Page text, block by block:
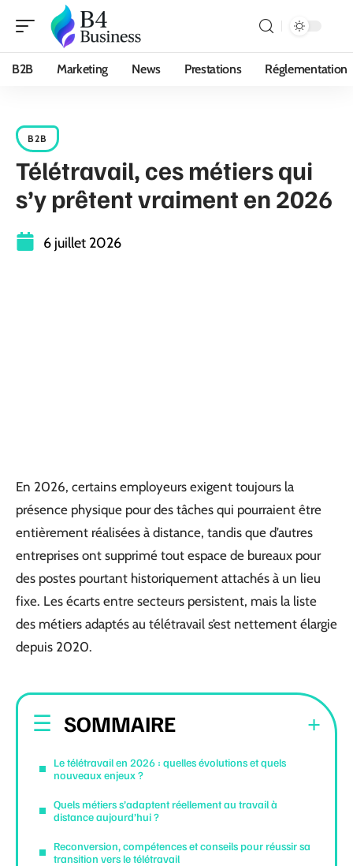
B2B Marketing News Prestations Réglementation
B2B
Télétravail, ces métiers qui
s’y prêtent vraiment en 2026
6 juillet 2026
En 2026, certains employeurs exigent toujours la
présence physique pour des tâches qui pourraient être
entièrement réalisées à distance, tandis que d’autres
entreprises ont supprimé tout espace de bureaux pour
des postes pourtant historiquement attachés à un lieu
fixe. Les écarts entre secteurs persistent, mais la liste
des métiers adaptés au télétravail s’est nettement élargie
depuis 2020.
SOMMAIRE
Le télétravail en 2026 : quelles évolutions et quels
nouveaux enjeux ?
Quels métiers s’adaptent réellement au travail à
distance aujourd’hui ?
Reconversion, compétences et conseils pour réussir sa
transition vers le télétravail